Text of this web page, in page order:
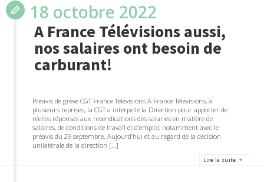
18 octobre 2022
A France Télévisions aussi,
nos salaires ont besoin de
carburant!
Préavis de grève CGT France Télévisions A France Télévisions, à
plusieurs reprises, la CGT a interpellé la Direction pour apporter de
réelles réponses aux revendications des salariés en matière de
salaires, de conditions de travail et d’emploi, notamment avec le
préavis du 29 septembre. Aujourd’hui et au regard de la décision
unilatérale de la direction […]
Lire la suite